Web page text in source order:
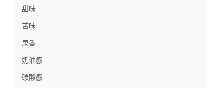
甜味
苦味
果香
奶油感
碳酸感